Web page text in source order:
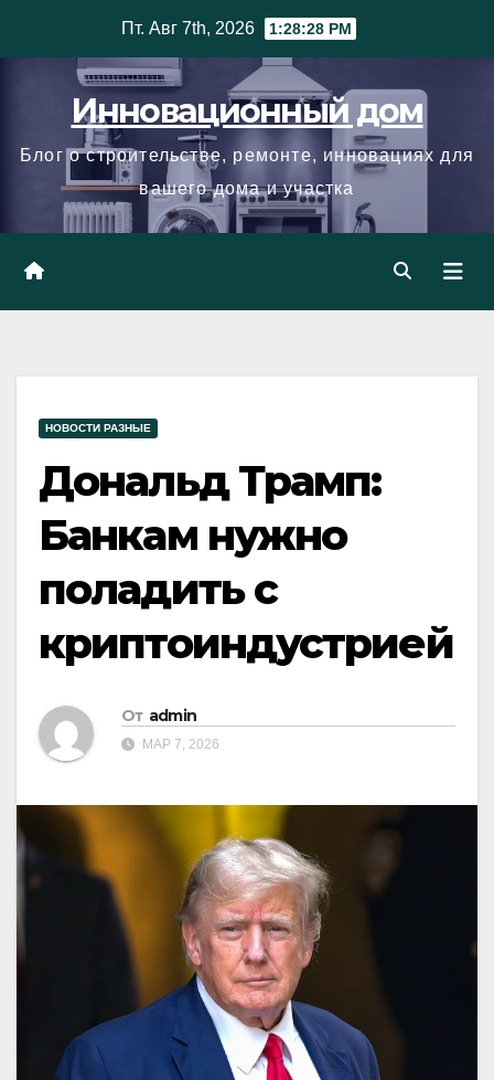
Пт. Авг 7th, 2026 1:28:29 PM
Инновационный дом
Блог о строительстве, ремонте, инновациях для
вашего дома и участка
НОВОСТИ РАЗНЫЕ
Дональд Трамп:
Банкам нужно
поладить с
криптоиндустрией
От admin
МАР 7, 2026